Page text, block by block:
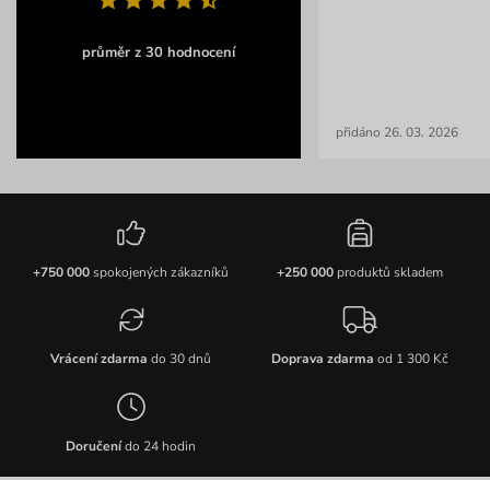
průměr z 30 hodnocení
přidáno 26. 03. 2026
+750 000spokojených zákazníků +250 000produktů skladem
Vrácení zdarma do 30 dnů Doprava zdarma od 1 300 Kč
Doručenído 24 hodin